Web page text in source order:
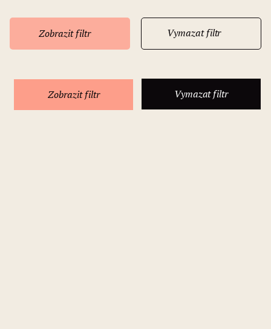
Zobrazit filtr
Zobrazit filtr
Vymazat filtr
Vymazat filtr